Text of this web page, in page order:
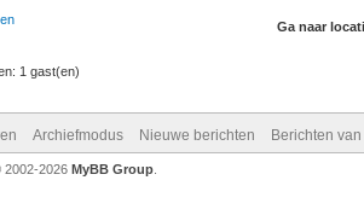
Ga naar
1 gast(en)
Archiefmodus Nieuwe berichten Berichten
2002-2026 MyBB Group